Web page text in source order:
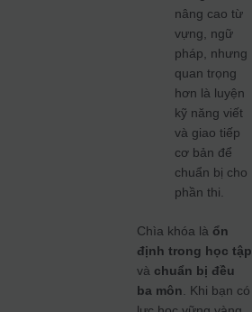
nâng cao từ
vựng, ngữ
pháp, nhưng
quan trọng
hơn là luyện
kỹ năng viết
và giao tiếp
cơ bản để
chuẩn bị cho
phần thi.
Chìa khóa là ổn
định trong học tập
và chuẩn bị đều
ba môn . Khi bạn có